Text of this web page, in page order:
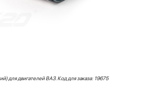
для двигателей ВАЗ. Код для заказа: 19675